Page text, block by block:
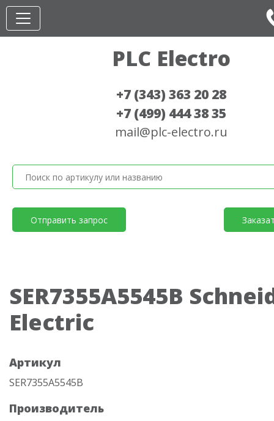
PLC Electro
+7 (343) 363 20 28
+7 (499) 444 38 35
mail@plc-electro.ru
Отправить запрос
SER7355A5545B
Electric
Артикул
SER7355A5545B
Производитель